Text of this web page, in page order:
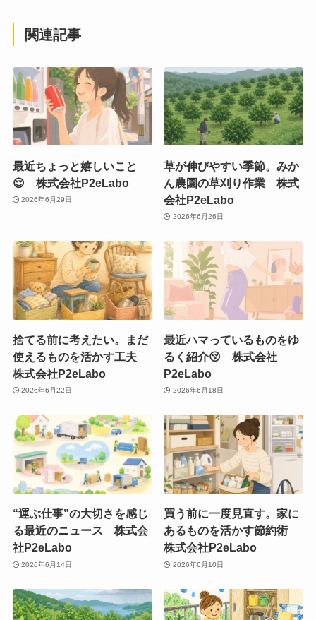
関連記事
最近ちょっと嬉しいこと
😌 株式会社P2eLabo
2026年6月29日
草が伸びやすい季節。みか
ん農園の草刈り作業 株式
会社P2eLabo
2026年6月26日
捨てる前に考えたい。まだ
使えるものを活かす工夫
株式会社P2eLabo
2026年6月22日
最近ハマっているものをゆ
るく紹介😚 株式会社
P2eLabo
2026年6月18日
“運ぶ仕事”の大切さを感じ
る最近のニュース 株式会
社P2eLabo
2026年6月14日
買う前に一度見直す。家に
あるものを活かす節約術
株式会社P2eLabo
2026年6月10日